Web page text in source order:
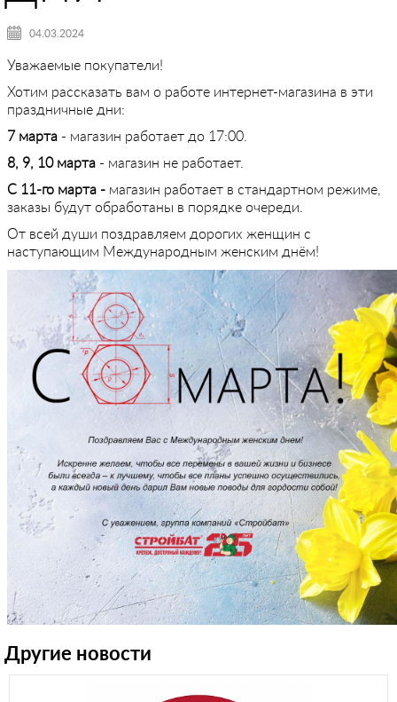
04.03.2024
Уважаемые покупатели!
Хотим рассказать вам о работе интернет-магазина в эти
праздничные дни:
7 марта - магазин работает до 17:00.
8, 9, 10 марта - магазин не работает.
С 11-го марта - магазин работает в стандартном режиме,
заказы будут обработаны в порядке очереди.
От всей души поздравляем дорогих женщин с
наступающим Международным женским днём!
Другие новости